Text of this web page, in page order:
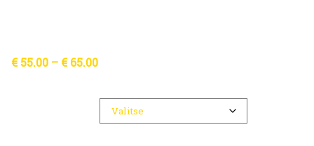
€55.00 – €65.00Hintaluokka:
€ 65.00